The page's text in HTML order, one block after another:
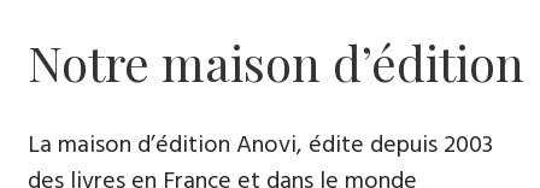
Notre maison d’édition
La maison d’édition Anovi, édite depuis 2003